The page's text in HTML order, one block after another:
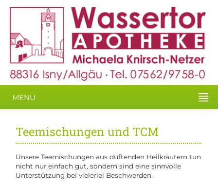
MENU
Teemischungen und TCM
Unsere Teemischungen aus duftenden Heilkräutern tun
nicht nur einfach gut, sondern sind eine sinnvolle
Unterstützung bei vielerlei Beschwerden.